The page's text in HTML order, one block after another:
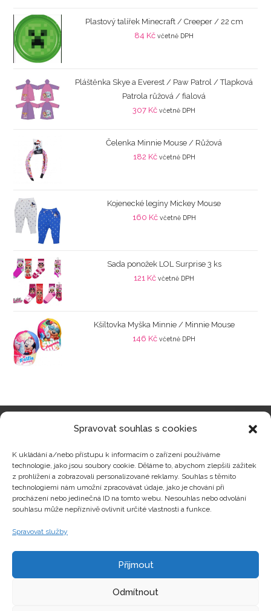
Spravovat souhlas s cookies
K ukládání a/nebo přístupu k informacím o zařízení používáme
technologie, jako jsou soubory cookie. Děláme to, abychom zlepšili zážitek
z prohlížení a zobrazovali personalizované reklamy. Souhlas s těmito
technologiemi nám umožní zpracovávat údaje, jako je chování při
procházení nebo jedinečná ID na tomto webu. Nesouhlas nebo odvolání
souhlasu může nepříznivě ovlivnit určité vlastnosti a funkce.
Spravovat služby
Přijmout
Odmítnout
Plastový talířek Minecraft / Creeper / 22 cm
84 Kč včetně DPH
Pláštěnka Skye a Everest / Paw Patrol / Tlapková
Patrola růžová / fialová
307 Kč včetně DPH
Čelenka Minnie Mouse / Růžová
182 Kč včetně DPH
Kojenecké legíny Mickey Mouse
160 Kč včetně DPH
Sada ponožek LOL Surprise 3 ks
121 Kč včetně DPH
Kšiltovka Myška Minnie / Minnie Mouse
146 Kč včetně DPH
Zajímavosti
Kontakty